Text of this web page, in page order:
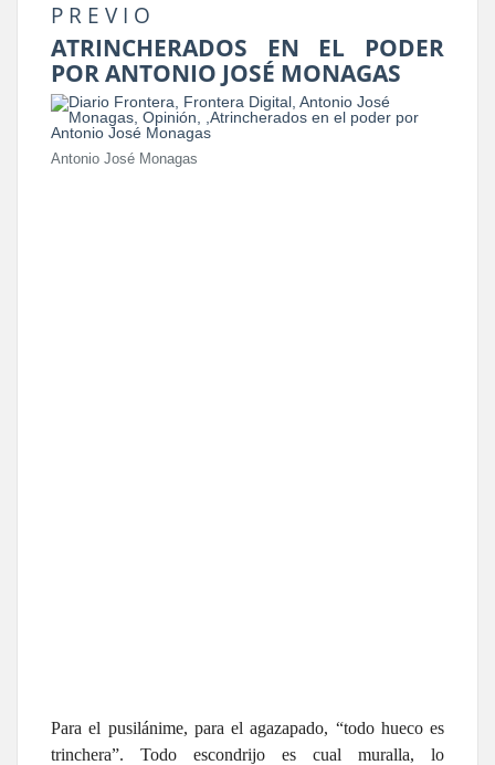
P R E V I O
ATRINCHERADOS EN EL PODER
POR ANTONIO JOSÉ MONAGAS
Antonio José Monagas
Para el pusilánime, para el agazapado, “todo hueco es
trinchera”. Todo escondrijo es cual muralla, lo